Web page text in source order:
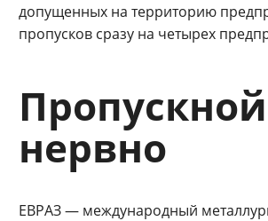
допущенных на территорию
пропусков сразу на четырех
нервно
ЕВРАЗ — международный